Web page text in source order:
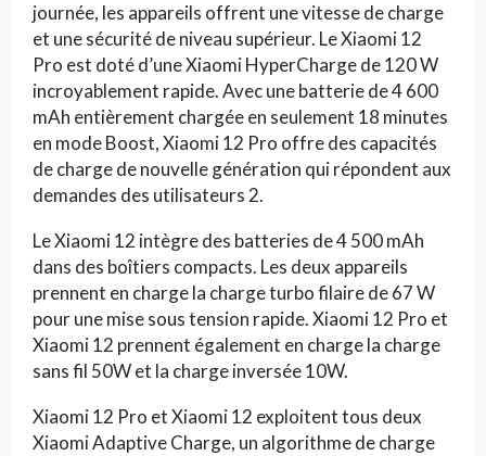
journée, les appareils offrent une vitesse de charge
et une sécurité de niveau supérieur. Le Xiaomi 12
Pro est doté d’une Xiaomi HyperCharge de 120 W
incroyablement rapide. Avec une batterie de 4 600
mAh entièrement chargée en seulement 18 minutes
en mode Boost, Xiaomi 12 Pro offre des capacités
de charge de nouvelle génération qui répondent aux
demandes des utilisateurs 2.
Le Xiaomi 12 intègre des batteries de 4 500 mAh
dans des boîtiers compacts. Les deux appareils
prennent en charge la charge turbo filaire de 67 W
pour une mise sous tension rapide. Xiaomi 12 Pro et
Xiaomi 12 prennent également en charge la charge
sans fil 50W et la charge inversée 10W.
Xiaomi 12 Pro et Xiaomi 12 exploitent tous deux
Xiaomi Adaptive Charge, un algorithme de charge